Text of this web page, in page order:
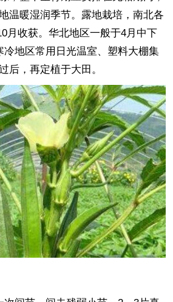
温暖湿润季节。露地栽培，南北各
月收获。华北地区一般于4月中下
冷地区常用日光温室、塑料大棚集
后，再定植于大田。